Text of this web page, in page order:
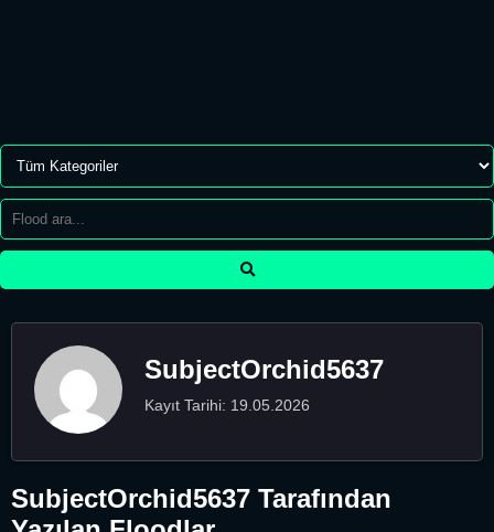
SubjectOrchid5637
Kayıt Tarihi: 19.05.2026
SubjectOrchid5637 Tarafından